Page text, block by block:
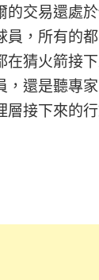
的交易還處
員，所有的
在猜火箭接
，還是聽專
層接下來的